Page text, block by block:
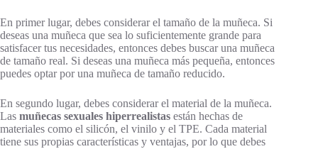
En primer lugar, debes considerar el tamaño de la muñeca. Si
deseas una muñeca que sea lo suficientemente grande para
satisfacer tus necesidades, entonces debes buscar una muñeca
de tamaño real. Si deseas una muñeca más pequeña, entonces
puedes optar por una muñeca de tamaño reducido.
En segundo lugar, debes considerar el material de la muñeca.
Las muñecas sexuales hiperrealistas están hechas de
materiales como el silicón, el vinilo y el TPE. Cada material
tiene sus propias características y ventajas, por lo que debes